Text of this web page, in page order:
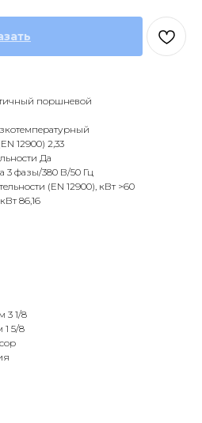
поршневой
12900) 2,33
Да
3 фазы/380 В/50 Гц
(EN 12900), кВт >60
86,16
3 1/8
1 5/8